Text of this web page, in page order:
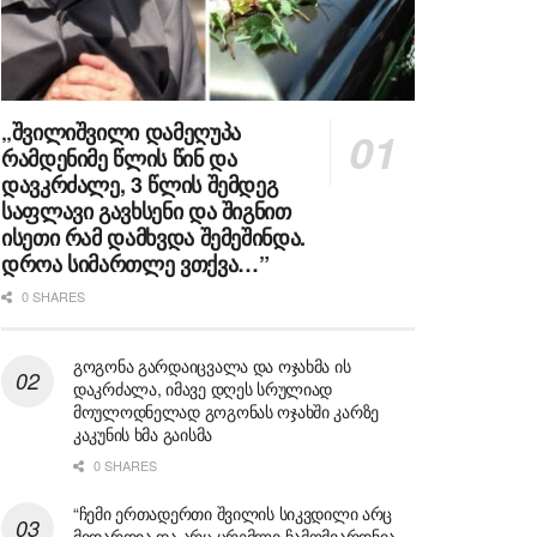
„შვილიშვილი დამეღუპა
რამდენიმე წლის წინ და
დავკრძალე, 3 წლის შემდეგ
საფლავი გავხსენი და შიგნით
ისეთი რამ დამხვდა შემეშინდა.
დროა სიმართლე ვთქვა…”
0 SHARES
გოგონა გარდაიცვალა და ოჯახმა ის
დაკრძალა, იმავე დღეს სრულიად
მოულოდნელად გოგონას ოჯახში კარზე
კაკუნის ხმა გაისმა
0 SHARES
“ჩემი ერთადერთი შვილის სიკვდილი არც